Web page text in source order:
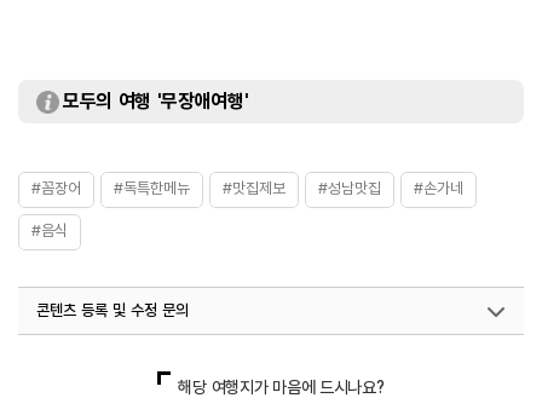
모두의 여행 '무장애여행'
#꼼장어 #독특한메뉴 #맛집제보 #성남맛집 #손가네
#음식
콘텐츠 등록 및 수정 문의
해당 여행지가 마음에 드시나요?